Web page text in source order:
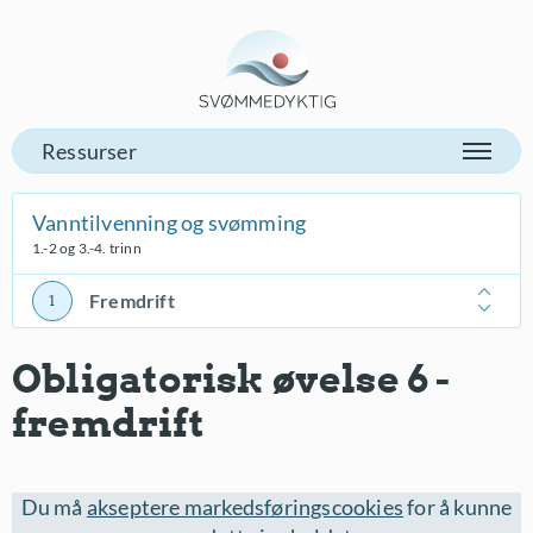
Vanntilvenning og svømming
1.-2 og 3.-4. trinn
Fremdrift
Obligatorisk øvelse 6 -
fremdrift
Du må akseptere markedsføringscookiesfor å kunne